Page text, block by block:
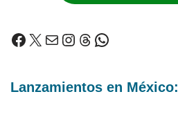
Lanzamientos en México: